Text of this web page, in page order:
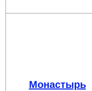
Монастырь